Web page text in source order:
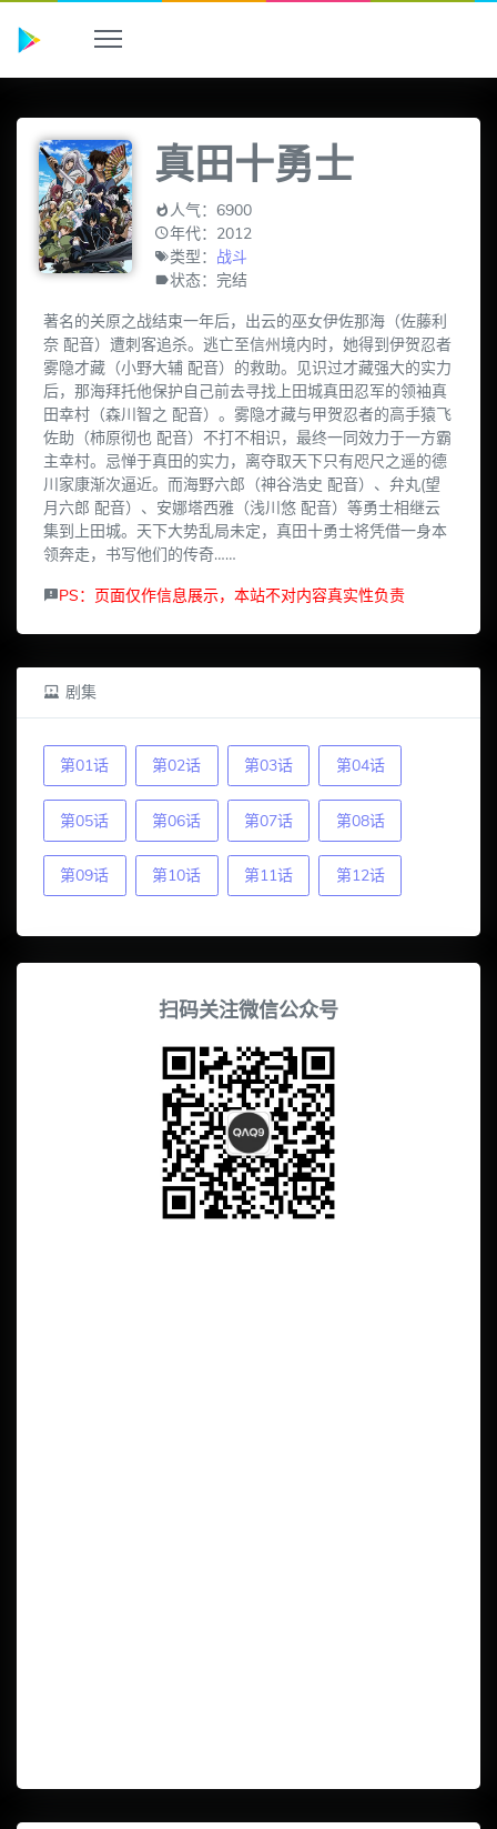
真田十勇士
人气：6900
年代：2012
类型： 战斗
状态：完结
著名的关原之战结束一年后，出云的巫女伊佐那海（佐藤利
奈 配音）遭刺客追杀。逃亡至信州境内时，她得到伊贺忍者
雾隐才藏（小野大辅 配音）的救助。见识过才藏强大的实力
后，那海拜托他保护自己前去寻找上田城真田忍军的领袖真
田幸村（森川智之 配音）。雾隐才藏与甲贺忍者的高手猿飞
佐助（柿原彻也 配音）不打不相识，最终一同效力于一方霸
主幸村。忌惮于真田的实力，离夺取天下只有咫尺之遥的德
川家康渐次逼近。而海野六郎（神谷浩史 配音）、弁丸(望
月六郎 配音）、安娜塔西雅（浅川悠 配音）等勇士相继云
集到上田城。天下大势乱局未定，真田十勇士将凭借一身本
领奔走，书写他们的传奇……
PS：页面仅作信息展示，本站不对内容真实性负责
剧集
第01话 第02话 第03话 第04话
第05话 第06话 第07话 第08话
第09话 第10话 第11话 第12话
扫码关注微信公众号